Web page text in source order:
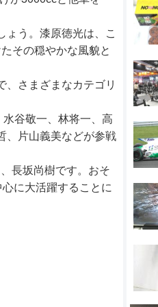
ょう。漆原徳光は、こ
その穏やかな風貌と
、さまざまなカテゴリ
谷敬一、林将一、高
、片山義美などが参戦
長坂尚樹です。おそ
に大活躍することに